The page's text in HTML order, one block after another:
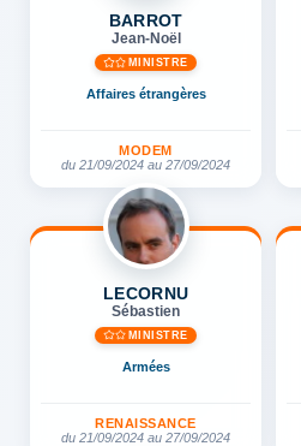
BARROT
Jean-Noël
MINISTRE
Affaires étrangères
MODEM
du 21/09/2024 au 27/09/2024
LECORNU
Sébastien
MINISTRE
Armées
RENAISSANCE
du 21/09/2024 au 27/09/2024